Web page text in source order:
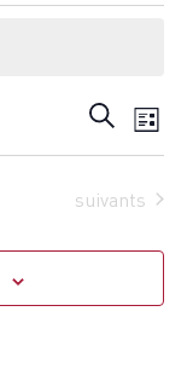
et
de
Recherche
de
Liste
Évènements
suivants